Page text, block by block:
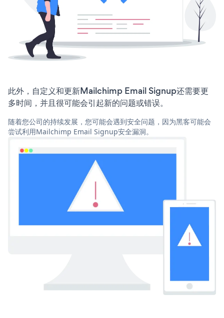
此外，自定义和更新Mailchimp Email Signup还需要更
多时间，并且很可能会引起新的问题或错误。
随着您公司的持续发展，您可能会遇到安全问题，因为黑客可能会
尝试利用Mailchimp Email Signup安全漏洞。